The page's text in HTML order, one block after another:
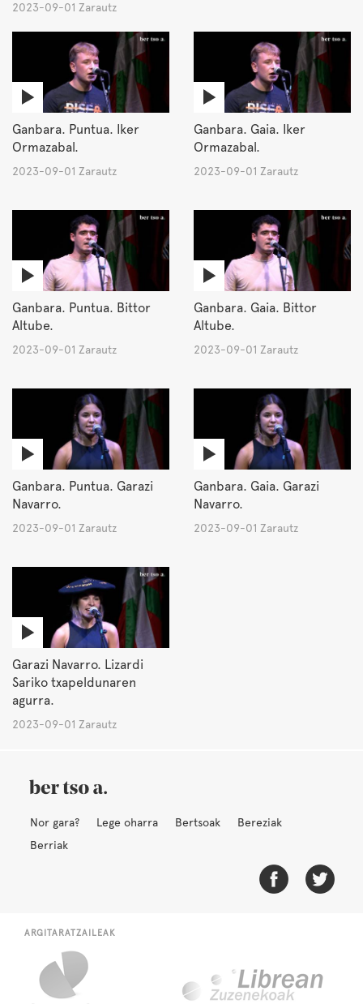
2023-09-01 Zarautz
Ganbara. Puntua. Iker
Ormazabal.
2023-09-01 Zarautz
Ganbara. Gaia. Iker
Ormazabal.
2023-09-01 Zarautz
Ganbara. Puntua. Bittor
Altube.
2023-09-01 Zarautz
Ganbara. Gaia. Bittor
Altube.
2023-09-01 Zarautz
Ganbara. Puntua. Garazi
Navarro.
2023-09-01 Zarautz
Ganbara. Gaia. Garazi
Navarro.
2023-09-01 Zarautz
Garazi Navarro. Lizardi
Sariko txapeldunaren
agurra.
2023-09-01 Zarautz
Nor gara? Lege oharra Bertsoak
Bereziak
Berriak
ARGITARATZAILEAK